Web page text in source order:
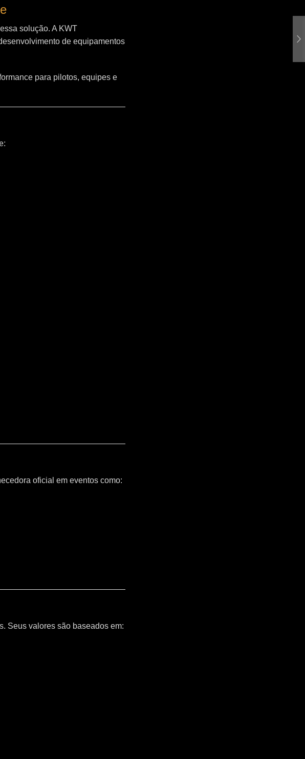
solução. A KWT
de equipamentos
para pilotos, equipes e
oficial em eventos como:
Seus valores são baseados em: